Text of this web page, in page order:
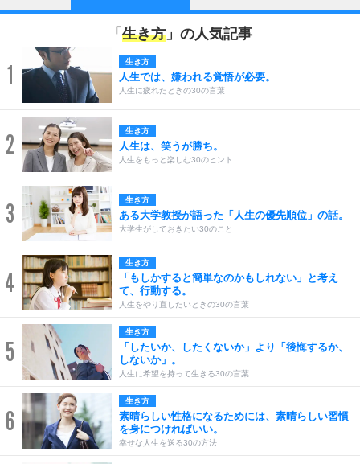
「 生き方 」の人気記事
1 生き方
人生では、嫌われる覚悟が必要。
人生に疲れたときの30の言葉
2 生き方
人生は、笑うが勝ち。
人生をもっと楽しむ30のヒント
3 生き方
ある大学教授が語った「人生の優先順位」の話。
大学生がしておきたい30のこと
4
生き方
「もしかすると簡単なのかもしれない」と考え
て、行動する。
人生をやり直したいときの30の言葉
5
生き方
「したいか、したくないか」より「後悔するか、
しないか」。
人生に希望を持って生きる30の言葉
6
生き方
素晴らしい性格になるためには、素晴らしい習慣
を身につければいい。
幸せな人生を送る30の方法